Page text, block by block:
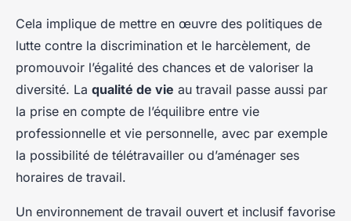
Cela implique de mettre en œuvre des politiques de
lutte contre la discrimination et le harcèlement, de
promouvoir l’égalité des chances et de valoriser la
diversité. La qualité de vie au travail passe aussi par
la prise en compte de l’équilibre entre vie
professionnelle et vie personnelle, avec par exemple
la possibilité de télétravailler ou d’aménager ses
horaires de travail.
Un environnement de travail ouvert et inclusif favorise